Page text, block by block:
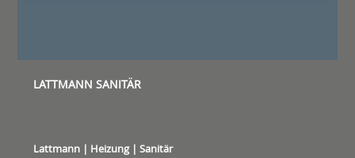
LATTMANN SANITÄR
Lattmann | Heizung | Sanitär